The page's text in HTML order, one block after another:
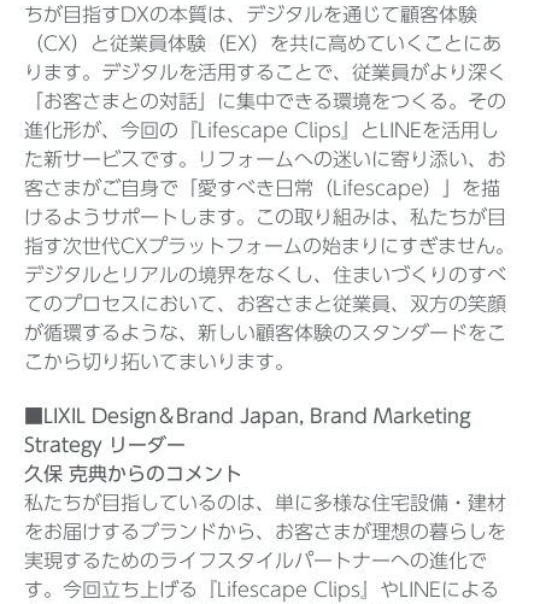
ちが目指すDXの本質は、デジタルを通じて顧客体験
（CX）と従業員体験（EX）を共に高めていくことにあ
ります。デジタルを活用することで、従業員がより深く
「お客さまとの対話」に集中できる環境をつくる。その
進化形が、今回の『Lifescape Clips』とLINEを活用し
た新サービスです。リフォームへの迷いに寄り添い、お
客さまがご自身で「愛すべき日常（Lifescape）」を描
けるようサポートします。この取り組みは、私たちが目
指す次世代CXプラットフォームの始まりにすぎません。
デジタルとリアルの境界をなくし、住まいづくりのすべ
てのプロセスにおいて、お客さまと従業員、双方の笑顔
が循環するような、新しい顧客体験のスタンダードをこ
こから切り拓いてまいります。
■LIXIL Design＆Brand Japan, Brand Marketing
Strategy リーダー
久保 克典からのコメント
私たちが目指しているのは、単に多様な住宅設備・建材
をお届けするブランドから、お客さまが理想の暮らしを
実現するためのライフスタイルパートナーへの進化で
す。今回立ち上げる『Lifescape Clips』やLINEによる